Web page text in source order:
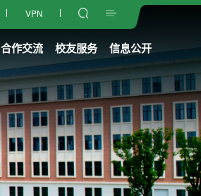
VPN
合作交流 校友服务 信息公开